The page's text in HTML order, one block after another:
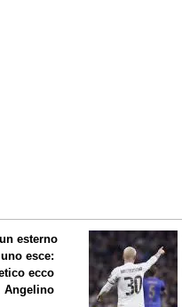
esterno
esce:
ecco
Angelino